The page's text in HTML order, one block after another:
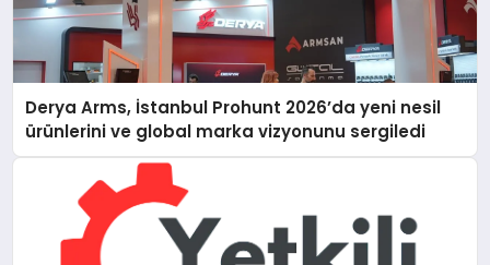
Derya Arms, İstanbul Prohunt 2026’da yeni nesil
ürünlerini ve global marka vizyonunu sergiledi